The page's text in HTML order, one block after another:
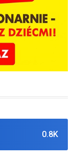
0.8K